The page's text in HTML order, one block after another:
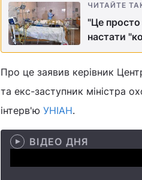
ЧИТАЙТЕ
"Це просто
настати
Про це заявив керівник
та екс-заступник міністра
інтерв'ю УНІАН.
ВІДЕО ДНЯ